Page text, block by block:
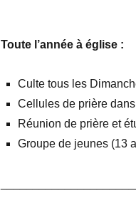
Toute l’année à église :
Culte tous les
Cellules de prière
Réunion de prière et
Groupe de jeunes (13